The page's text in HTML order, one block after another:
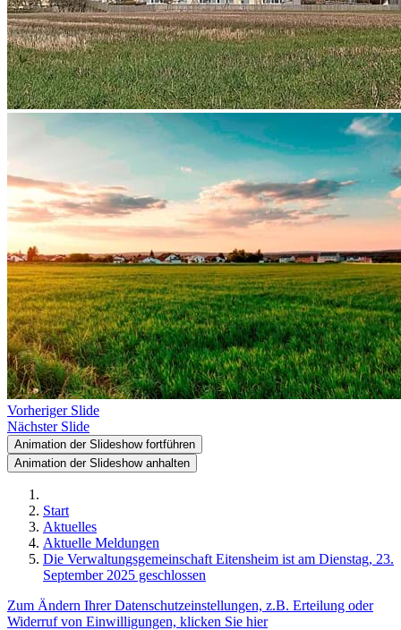
Vorheriger Slide
Nächster Slide
Animation der Slideshow fortführen
Animation der Slideshow anhalten
Start
Aktuelles
Aktuelle Meldungen
Die Verwaltungsgemeinschaft Eitensheim ist am Dienstag, 23.
September 2025 geschlossen
Zum Ändern Ihrer Datenschutzeinstellungen, z.B. Erteilung oder
Widerruf von Einwilligungen, klicken Sie hier